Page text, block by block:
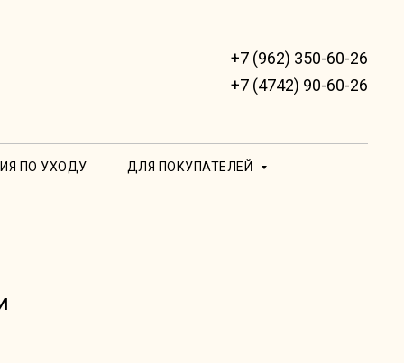
+7 (962) 350-60-26
+7 (4742) 90-60-26
ПО УХОДУ ДЛЯ ПОКУПАТЕЛЕЙ